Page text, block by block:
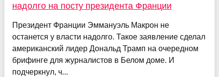
надолго на посту президента Франции
Президент Франции Эммануэль Макрон не
останется у власти надолго. Такое заявление сделал
американский лидер Дональд Трамп на очередном
брифинге для журналистов в Белом доме. И
подчеркнул, ч...